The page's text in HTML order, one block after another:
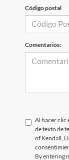
Código postal
Comentarios:
Al hacer clic
de texto de
of Kendall,
By entering